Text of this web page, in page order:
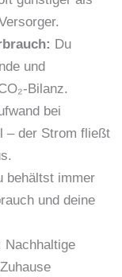
Du
und
Bilanz.
bei
– der Strom fließt
behältst immer
und deine
Nachhaltige